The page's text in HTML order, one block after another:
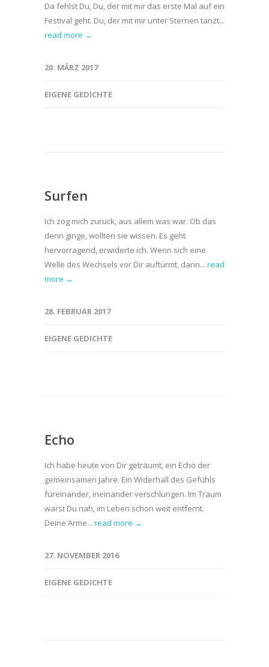
Da fehlst Du, Du, der mit mir das erste Mal auf ein
Festival geht. Du, der mit mir unter Sternen tanzt...
read more →
20. MÄRZ 2017
EIGENE GEDICHTE
Surfen
Ich zog mich zurück, aus allem was war. Ob das
denn ginge, wollten sie wissen. Es geht
hervorragend, erwiderte ich. Wenn sich eine
Welle des Wechsels vor Dir auftürmt, dann... read
more →
28. FEBRUAR 2017
EIGENE GEDICHTE
Echo
Ich habe heute von Dir geträumt, ein Echo der
gemeinsamen Jahre. Ein Widerhall des Gefühls
füreinander, ineinander verschlungen. Im Traum
warst Du nah, im Leben schon weit entfernt.
Deine Arme... read more →
27. NOVEMBER 2016
EIGENE GEDICHTE